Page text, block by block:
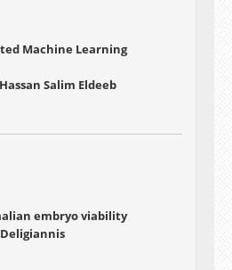
Machine Learning
Salim Eldeeb
embryo viability